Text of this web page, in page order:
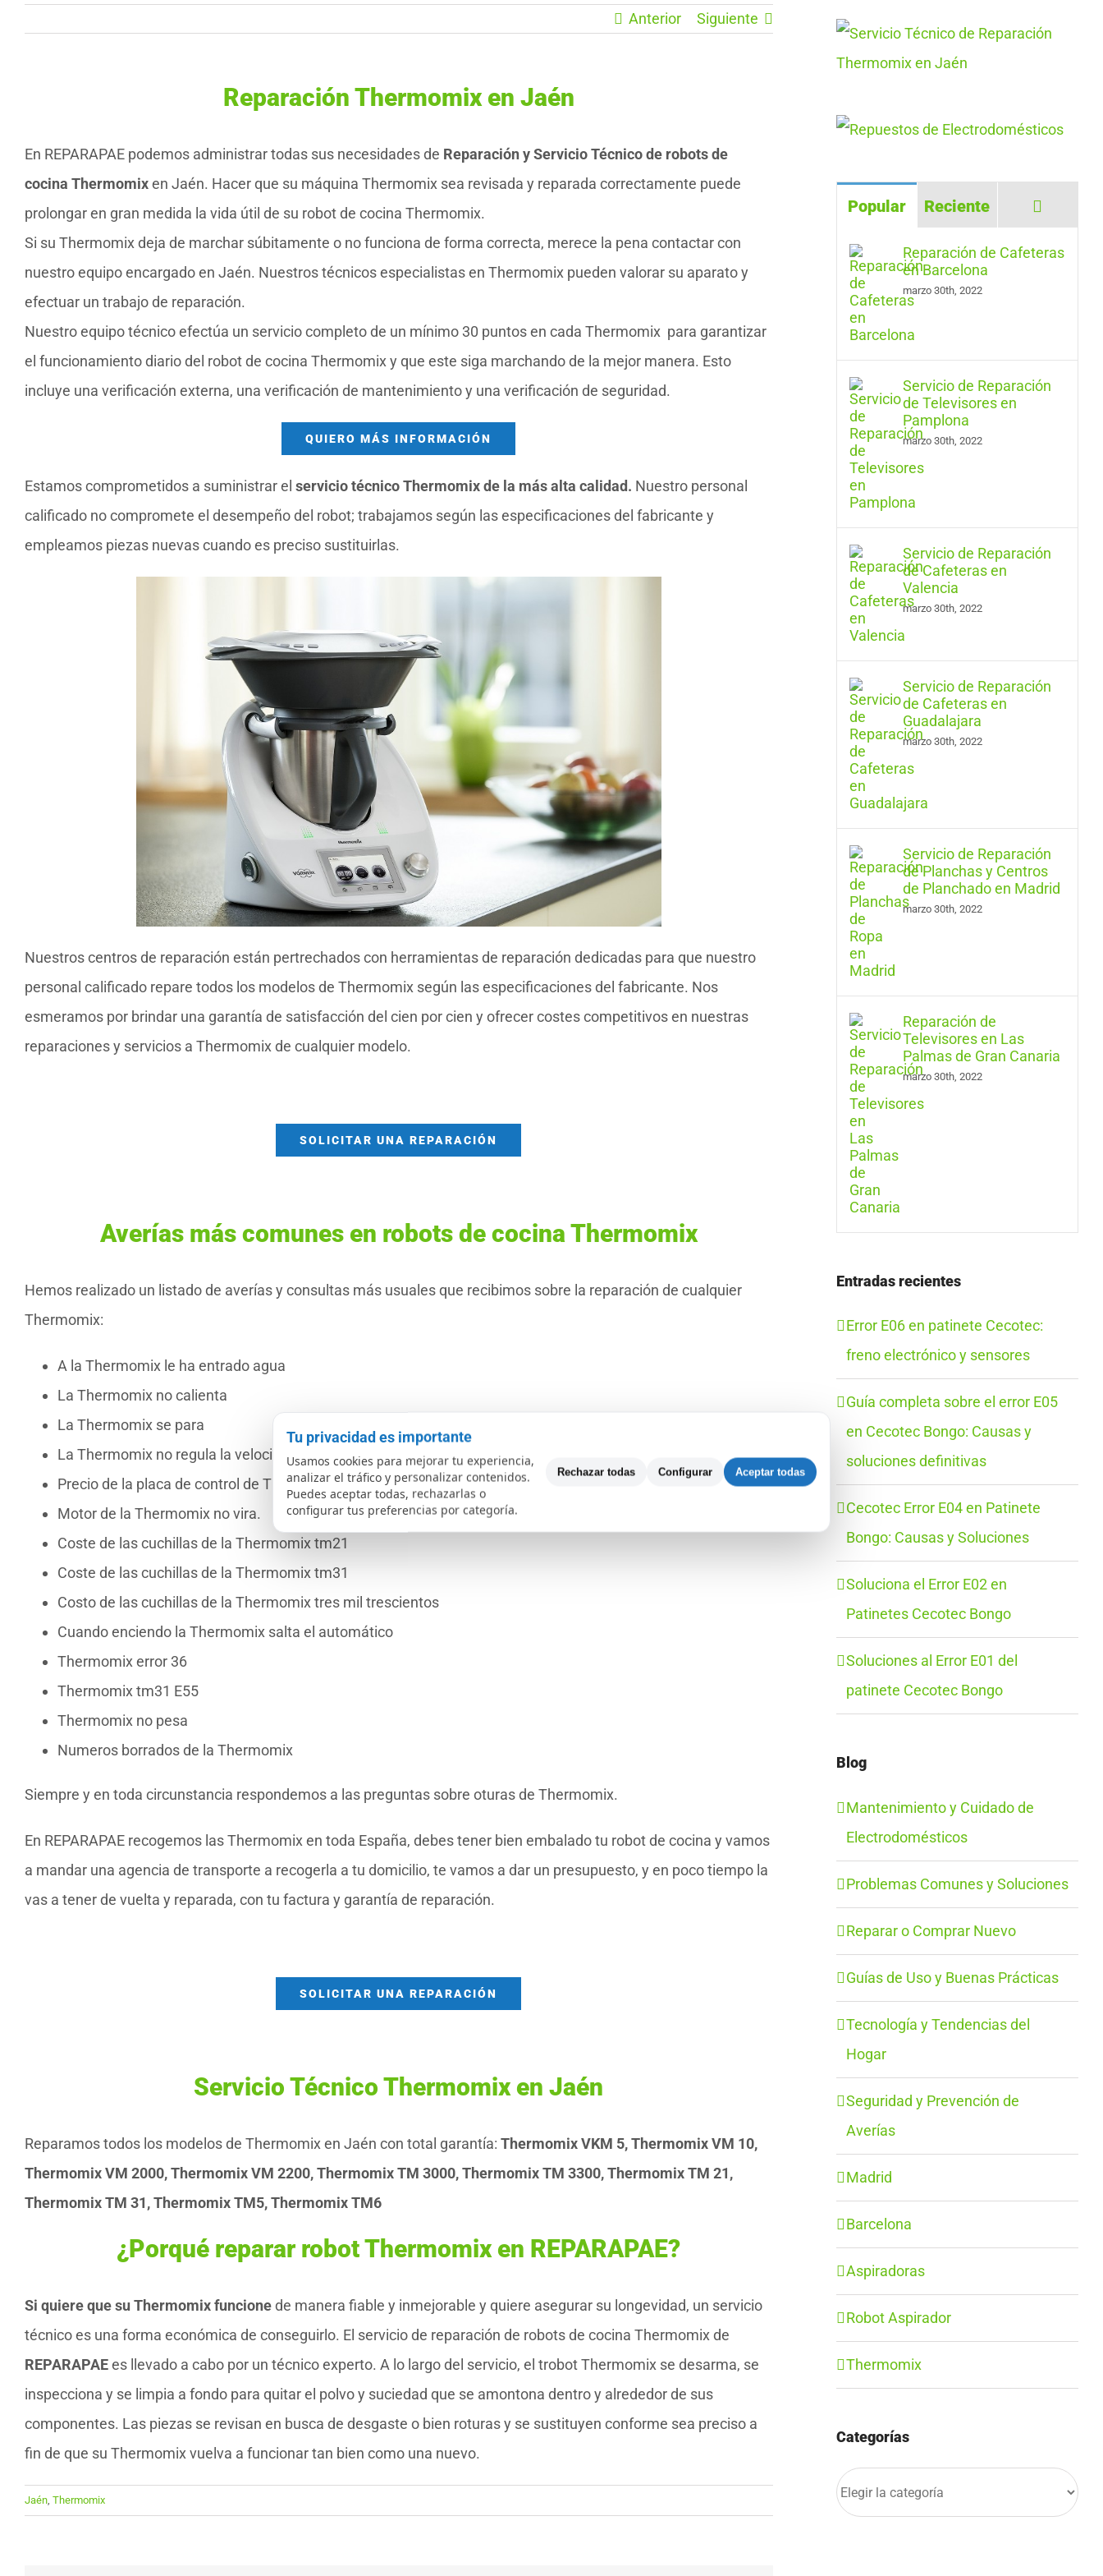
Anterior Siguiente
Reparación Thermomix en Jaén
En REPARAPAE podemos administrar todas sus necesidades de Reparación y Servicio Técnico de robots de
cocina Thermomixen Jaén. Hacer que su máquina Thermomix sea revisada y reparada correctamente puede
prolongar en gran medida la vida útil de su robot de cocina Thermomix.
Si su Thermomix deja de marchar súbitamente o no funciona de forma correcta, merece la pena contactar con
nuestro equipo encargado en Jaén. Nuestros técnicos especialistas en Thermomix pueden valorar su aparato y
efectuar un trabajo de reparación.
Nuestro equipo técnico efectúa un servicio completo de un mínimo 30 puntos en cada Thermomix para garantizar
el funcionamiento diario del robot de cocina Thermomix y que este siga marchando de la mejor manera. Esto
incluye una verificación externa, una verificación de mantenimiento y una verificación de seguridad.
QUIERO MÁS INFORMACIÓN
Estamos comprometidos a suministrar el servicio técnico Thermomix de la más alta calidad. Nuestro personal
calificado no compromete el desempeño del robot; trabajamos según las especificaciones del fabricante y
empleamos piezas nuevas cuando es preciso sustituirlas.
Nuestros centros de reparación están pertrechados con herramientas de reparación dedicadas para que nuestro
personal calificado repare todos los modelos de Thermomix según las especificaciones del fabricante. Nos
esmeramos por brindar una garantía de satisfacción del cien por cien y ofrecer costes competitivos en nuestras
reparaciones y servicios a Thermomix de cualquier modelo.
SOLICITAR UNA REPARACIÓN
Averías más comunes en robots de cocina Thermomix
Hemos realizado un listado de averías y consultas más usuales que recibimos sobre la reparación de cualquier
Thermomix:
A la Thermomix le ha entrado agua
La Thermomix no calienta
La Thermomix se para
La Thermomix no regula la velocidad
Precio de la placa de control de Thermomix
Motor de la Thermomix no vira.
Coste de las cuchillas de la Thermomix tm21
Coste de las cuchillas de la Thermomix tm31
Costo de las cuchillas de la Thermomix tres mil trescientos
Cuando enciendo la Thermomix salta el automático
Thermomix error 36
Thermomix tm31 E55
Thermomix no pesa
Numeros borrados de la Thermomix
Siempre y en toda circunstancia respondemos a las preguntas sobre oturas de Thermomix.
En REPARAPAE recogemos las Thermomix en toda España, debes tener bien embalado tu robot de cocina y vamos
a mandar una agencia de transporte a recogerla a tu domicilio, te vamos a dar un presupuesto, y en poco tiempo la
vas a tener de vuelta y reparada, con tu factura y garantía de reparación.
SOLICITAR UNA REPARACIÓN
Servicio Técnico Thermomix en Jaén
Reparamos todos los modelos de Thermomix en Jaén con total garantía: Thermomix VKM 5, Thermomix VM 10,
Thermomix VM 2000, Thermomix VM 2200, Thermomix TM 3000, Thermomix TM 3300, Thermomix TM 21,
Thermomix TM 31, Thermomix TM5, Thermomix TM6
¿Porqué reparar robot Thermomix en REPARAPAE?
Si quiere que su Thermomix funcionede manera fiable y inmejorable y quiere asegurar su longevidad, un servicio
técnico es una forma económica de conseguirlo. El servicio de reparación de robots de cocina Thermomix de
REPARAPAEes llevado a cabo por un técnico experto. A lo largo del servicio, el trobot Thermomix se desarma, se
inspecciona y se limpia a fondo para quitar el polvo y suciedad que se amontona dentro y alrededor de sus
componentes. Las piezas se revisan en busca de desgaste o bien roturas y se sustituyen conforme sea preciso a
fin de que su Thermomix vuelva a funcionar tan bien como una nuevo.
Jaén, Thermomix
Popular Reciente
Reparación de Cafeteras
en Barcelona
marzo 30th, 2022
Servicio de Reparación
de Televisores en
Pamplona
marzo 30th, 2022
Servicio de Reparación
de Cafeteras en
Valencia
marzo 30th, 2022
Servicio de Reparación
de Cafeteras en
Guadalajara
marzo 30th, 2022
Servicio de Reparación
de Planchas y Centros
de Planchado en Madrid
marzo 30th, 2022
Reparación de
Televisores en Las
Palmas de Gran Canaria
marzo 30th, 2022
Entradas recientes
Error E06 en patinete Cecotec:
freno electrónico y sensores
Guía completa sobre el error E05
en Cecotec Bongo: Causas y
soluciones definitivas
Cecotec Error E04 en Patinete
Bongo: Causas y Soluciones
Soluciona el Error E02 en
Patinetes Cecotec Bongo
Soluciones al Error E01 del
patinete Cecotec Bongo
Blog
Mantenimiento y Cuidado de
Electrodomésticos
Problemas Comunes y Soluciones
Reparar o Comprar Nuevo
Guías de Uso y Buenas Prácticas
Tecnología y Tendencias del
Hogar
Seguridad y Prevención de
Averías
Madrid
Barcelona
Aspiradoras
Robot Aspirador
Thermomix
Categorías
Categorías
Tu privacidad es importante
Usamos cookies para mejorar tu experiencia,
analizar el tráfico y personalizar contenidos.
Puedes aceptar todas, rechazarlas o
configurar tus preferencias por categoría.
Rechazar todas Configurar Aceptar todas